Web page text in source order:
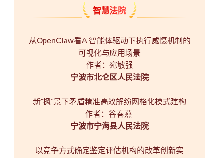
智慧法院
从OpenClaw看AI智能体驱动下执行威慑机制的
可视化与应用场景
作者：宛敏强
宁波市北仑区人民法院
新“枫”景下矛盾精准高效解纷网格化模式建构
作者：谷春燕
宁波市宁海县人民法院
以竞争方式确定鉴定评估机构的改革创新实